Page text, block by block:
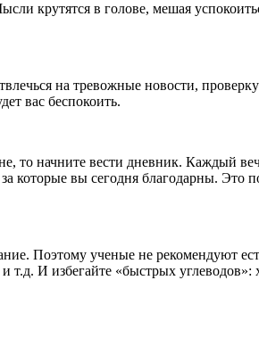
крутятся в голове, мешая
на тревожные новости,
вас беспокоить.
начните вести дневник. Каждый
вы сегодня благодарны. Это
Поэтому ученые не рекомендуют
И избегайте «быстрых углеводов»: